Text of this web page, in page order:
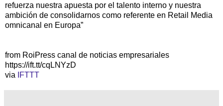
refuerza nuestra apuesta por el talento interno y nuestra
ambición de consolidarnos como referente en Retail Media
omnicanal en Europa”
from RoiPress canal de noticias empresariales
https://ift.tt/cqLNYzD
via
IFTTT